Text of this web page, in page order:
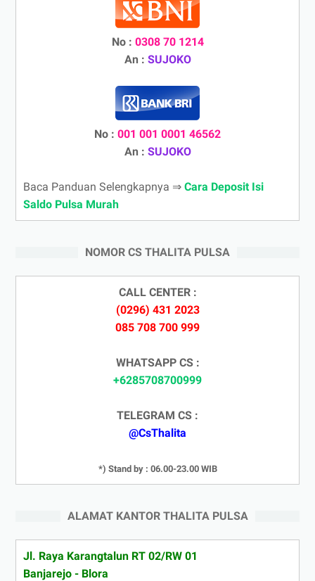
No : 0308 70 1214
An : SUJOKO
No : 001 001 0001 46562
An : SUJOKO
Baca Panduan Selengkapnya ⇒ Cara Deposit Isi
Saldo Pulsa Murah
NOMOR CS THALITA PULSA
CALL CENTER :
(0296) 431 2023
085 708 700 999
WHATSAPP CS :
+6285708700999
TELEGRAM CS :
@CsThalita
*) Stand by : 06.00-23.00 WIB
ALAMAT KANTOR THALITA PULSA
Jl. Raya Karangtalun RT 02/RW 01
Banjarejo - Blora